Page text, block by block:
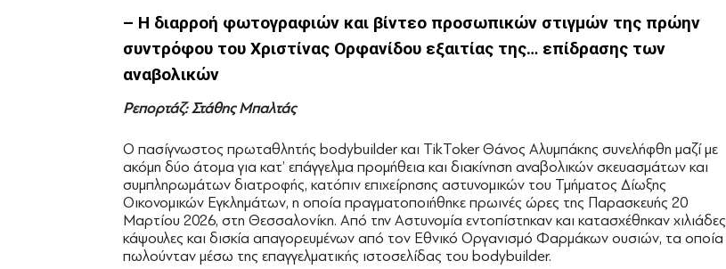
– Η διαρροή φωτογραφιών και βίντεο προσωπικών στιγμών της πρώην
συντρόφου του Χριστίνας Ορφανίδου εξαιτίας της… επίδρασης των
αναβολικών
Ρεπορτάζ: Στάθης Μπαλτάς
Ο πασίγνωστος πρωταθλητής bodybuilder και TikToker Θάνος Αλυμπάκης συνελήφθη μαζί με
ακόμη δύο άτομα για κατ’ επάγγελμα προμήθεια και διακίνηση αναβολικών σκευασμάτων και
συμπληρωμάτων διατροφής, κατόπιν επιχείρησης αστυνομικών του Τμήματος Δίωξης
Οικονομικών Εγκλημάτων, η οποία πραγματοποιήθηκε πρωινές ώρες της Παρασκευής 20
Μαρτίου 2026, στη Θεσσαλονίκη. Από την Αστυνομία εντοπίστηκαν και κατασχέθηκαν χιλιάδες
κάψουλες και δισκία απαγορευμένων από τον Εθνικό Οργανισμό Φαρμάκων ουσιών, τα οποία
πωλούνταν μέσω της επαγγελματικής ιστοσελίδας του bodybuilder.